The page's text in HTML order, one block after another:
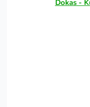
Dokas -